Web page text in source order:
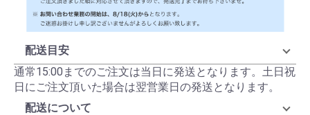
配送目安
通常15:00までのご注文は当日に発送となります。土日祝
日にご注文頂いた場合は翌営業日の発送となります。
配送について